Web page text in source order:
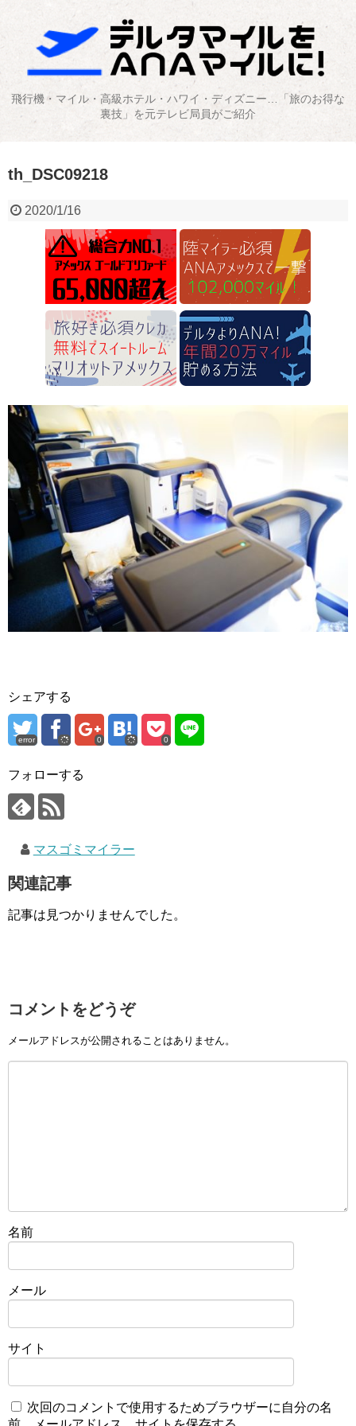
飛行機・マイル・高級ホテル・ハワイ・ディズニー…「旅のお得な
裏技」を元テレビ局員がご紹介
th_DSC09218
2020/1/16
シェアする
error 0 0
フォローする
マスゴミマイラー
関連記事
記事は見つかりませんでした。
コメントをどうぞ
メールアドレスが公開されることはありません。
名前
メール
サイト
次回のコメントで使用するためブラウザーに自分の名